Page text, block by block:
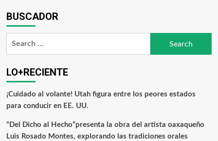
BUSCADOR
LO+RECIENTE
¡Cuidado al volante! Utah figura entre los peores estados
para conducir en EE. UU.
“Del Dicho al Hecho”presenta la obra del artista oaxaqueño
Luis Rosado Montes, explorando las tradiciones orales